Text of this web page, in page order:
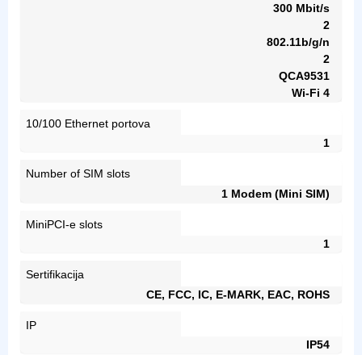
300 Mbit/s
2
802.11b/g/n
2
QCA9531
Wi-Fi 4
10/100 Ethernet portova
1
Number of SIM slots
1 Modem (Mini SIM)
MiniPCI-e slots
1
Sertifikacija
CE, FCC, IC, E-MARK, EAC, ROHS
IP
IP54